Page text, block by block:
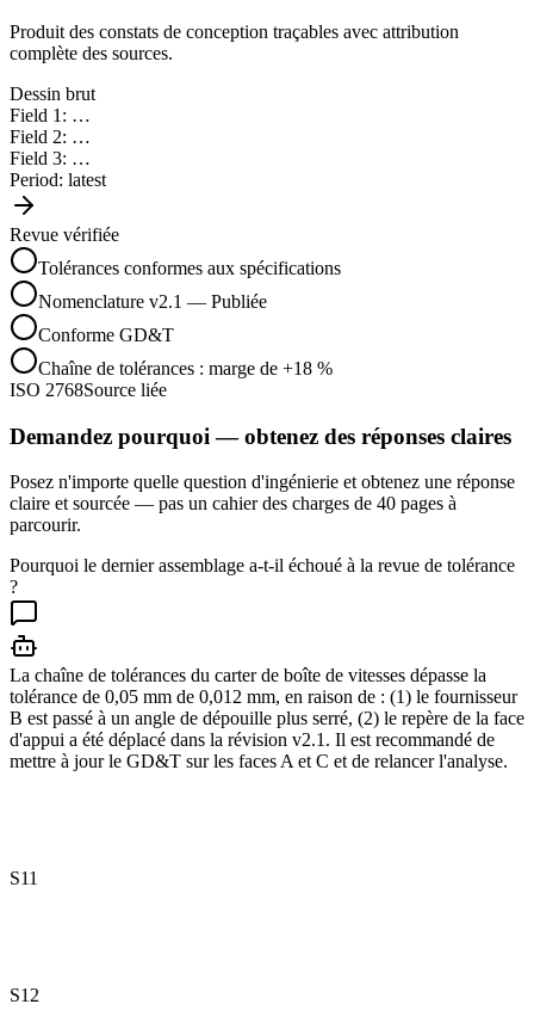
Catalogues fournisseurs
Exports CAO
Dessins
Nomenclatures
Catalogues fournisseurs
Rapports de test
Produit des constats de conception traçables avec attribution
complète des sources.
Dessin brut
Field 1: …
Field 2: …
Field 3: …
Period: latest
Revue vérifiée
Tolérances conformes aux spécifications
Nomenclature v2.1 — Publiée
Conforme GD&T
Chaîne de tolérances : marge de +18 %
ISO 2768Source liée
Demandez pourquoi — obtenez des réponses claires
Posez n'importe quelle question d'ingénierie et obtenez une réponse
claire et sourcée — pas un cahier des charges de 40 pages à
parcourir.
Pourquoi le dernier assemblage a-t-il échoué à la revue de tolérance
?
La chaîne de tolérances du carter de boîte de vitesses dépasse la
tolérance de 0,05 mm de 0,012 mm, en raison de : (1) le fournisseur
B est passé à un angle de dépouille plus serré, (2) le repère de la face
d'appui a été déplacé dans la révision v2.1. Il est recommandé de
mettre à jour le GD&T sur les faces A et C et de relancer l'analyse.
S11
S12